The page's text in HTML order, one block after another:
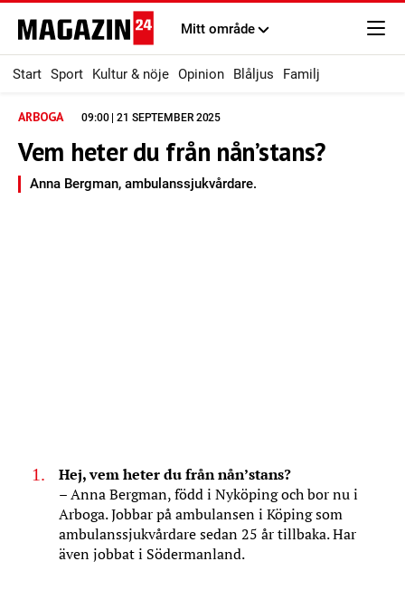
Mitt område
Start Sport Kultur & nöje Opinion Blåljus Familj
ARBOGA 09:00 | 21 SEPTEMBER 2025
Vem heter du från nån’stans?
Anna Bergman, ambulanssjukvårdare.
Hej, vem heter du från nån’stans?
– Anna Bergman, född i Nyköping och bor nu i
Arboga. Jobbar på ambulansen i Köping som
ambulanssjukvårdare sedan 25 år tillbaka. Har
även jobbat i Södermanland.